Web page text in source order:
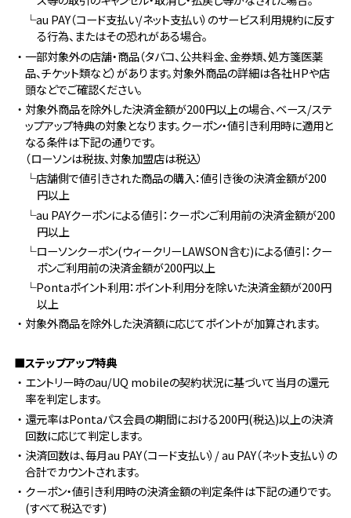
└au PAY（コード支払い/ネット支払い）のサービス利用規約に反す
る行為、またはその恐れがある場合。
・一部対象外の店舗・商品（タバコ、公共料金、金券類、処方箋医薬
品、チケット類など）があります。対象外商品の詳細は各社HPや店
頭などでご確認ください。
・対象外商品を除外した決済金額が200円以上の場合、ベース/ステ
ップアップ特典の対象となります。クーポン・値引き利用時に適用と
なる条件は下記の通りです。
（ローソンは税抜、対象加盟店は税込）
└店舗側で値引きされた商品の購入：値引き後の決済金額が200
円以上
└au PAYクーポンによる値引：クーポンご利用前の決済金額が200
円以上
└ローソンクーポン(ウィークリーLAWSON含む)による値引：クー
ポンご利用前の決済金額が200円以上
└Pontaポイント利用：ポイント利用分を除いた決済金額が200円
以上
・対象外商品を除外した決済額に応じてポイントが加算されます。
■ステップアップ特典
・エントリー時のau/UQ mobileの契約状況に基づいて当月の還元
率を判定します。
・還元率はPontaパス会員の期間における200円(税込)以上の決済
回数に応じて判定します。
・決済回数は、毎月au PAY（コード支払い）/ au PAY（ネット支払い）の
合計でカウントされます。
・クーポン・値引き利用時の決済金額の判定条件は下記の通りです。
(すべて税込です)